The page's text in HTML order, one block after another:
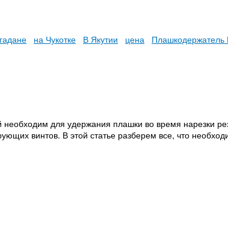
на Чукотке В Якутии цена
для удержания плашки во время нарезки
винтов. В этой статье разберем все, что